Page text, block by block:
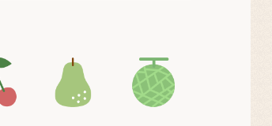
アイコン6 アイコン7